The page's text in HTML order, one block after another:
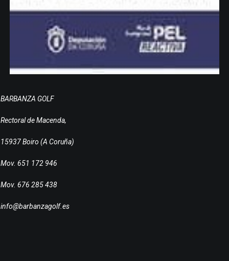
BARBANZA GOLF
Rectoral de Macenda,
15937 Boiro (A Coruña)
Mov. 651 172 946
Mov. 676 285 438
info@barbanzagolf.es